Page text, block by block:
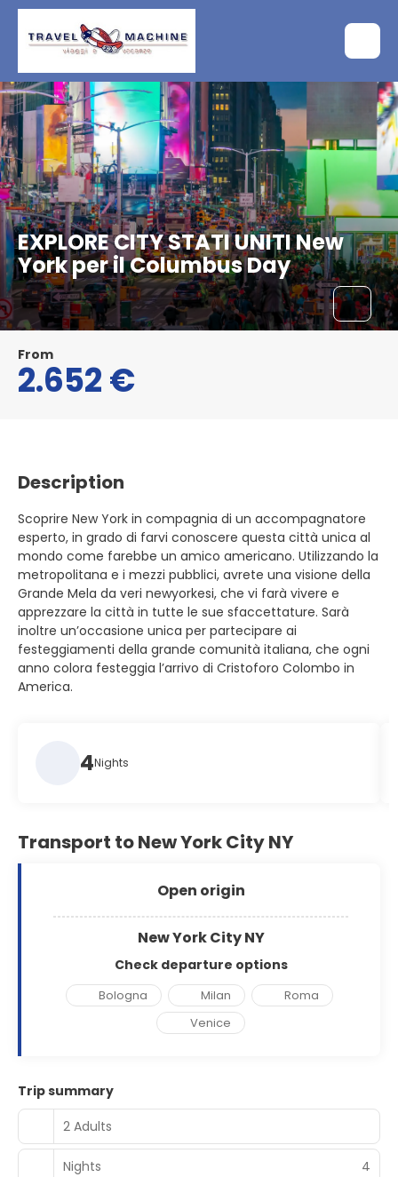
EXPLORE CITY STATI UNITI New
York per il Columbus Day
From
2.652 €
Description
Scoprire New York in compagnia di un accompagnatore
esperto, in grado di farvi conoscere questa città unica al
mondo come farebbe un amico americano. Utilizzando la
metropolitana e i mezzi pubblici, avrete una visione della
Grande Mela da veri newyorkesi, che vi farà vivere e
apprezzare la città in tutte le sue sfaccettature. Sarà
inoltre un’occasione unica per partecipare ai
festeggiamenti della grande comunità italiana, che ogni
anno colora festeggia l’arrivo di Cristoforo Colombo in
America.
4Nights
Transport to New York City NY
Open origin
New York City NY
Check departure options
Bologna Milan
Roma
Venice
Trip summary
2 Adults
Nights 4